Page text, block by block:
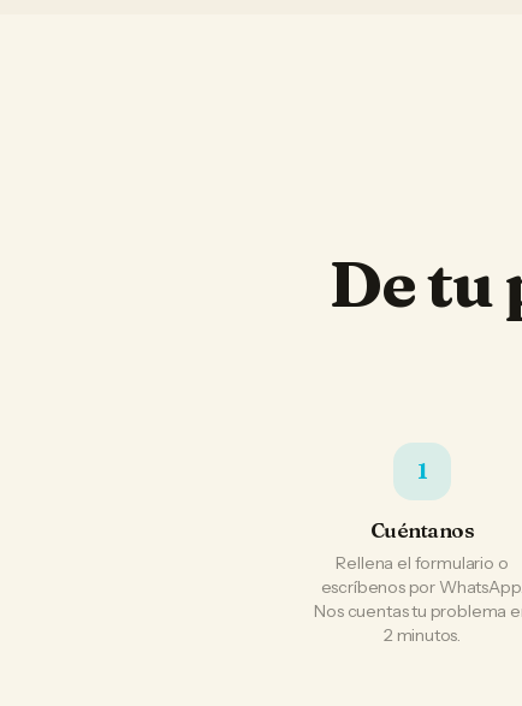
De tu
1
Cuéntanos
Rellena el formulario o
escríbenos por WhatsApp.
Nos cuentas tu problema
2 minutos.